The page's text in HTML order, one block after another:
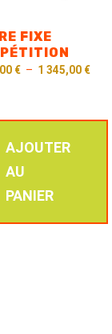
FIXE
€ – 1 345,00 €
AJOUTER
AU
PANIER